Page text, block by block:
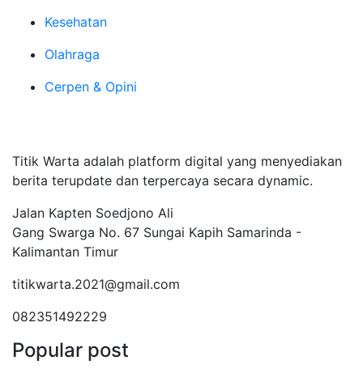
Kesehatan
Olahraga
Cerpen & Opini
Titik Warta adalah platform digital yang menyediakan
berita terupdate dan terpercaya secara dynamic.
Jalan Kapten Soedjono Ali
Gang Swarga No. 67 Sungai Kapih Samarinda -
Kalimantan Timur
titikwarta.2021@gmail.com
082351492229
Popular post